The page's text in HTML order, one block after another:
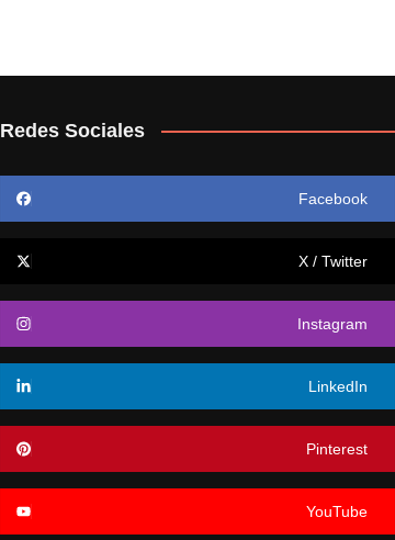
Redes Sociales
Facebook
X / Twitter
Instagram
LinkedIn
Pinterest
YouTube